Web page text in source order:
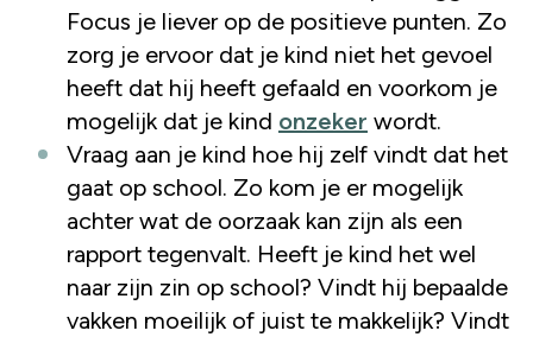
Focus je liever op de positieve punten. Zo
zorg je ervoor dat je kind niet het gevoel
heeft dat hij heeft gefaald en voorkom je
mogelijk dat je kind onzeker wordt.
Vraag aan je kind hoe hij zelf vindt dat het
gaat op school. Zo kom je er mogelijk
achter wat de oorzaak kan zijn als een
rapport tegenvalt. Heeft je kind het wel
naar zijn zin op school? Vindt hij bepaalde
vakken moeilijk of juist te makkelijk? Vindt